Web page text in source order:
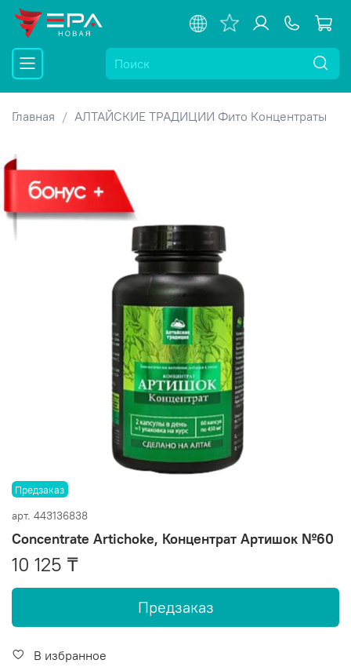
Главная АЛТАЙСКИЕ ТРАДИЦИИ Фито Концентраты
Предзаказ
арт. 443136838
Сoncentrate Artichoke, Концентрат Артишок №60
10 125 ₸
Предзаказ
В избранное